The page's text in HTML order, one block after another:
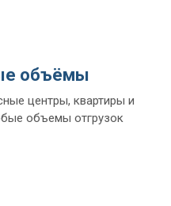
объёмы
центры, квартиры и
объемы отгрузок